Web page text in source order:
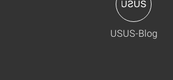
USUS-Blog